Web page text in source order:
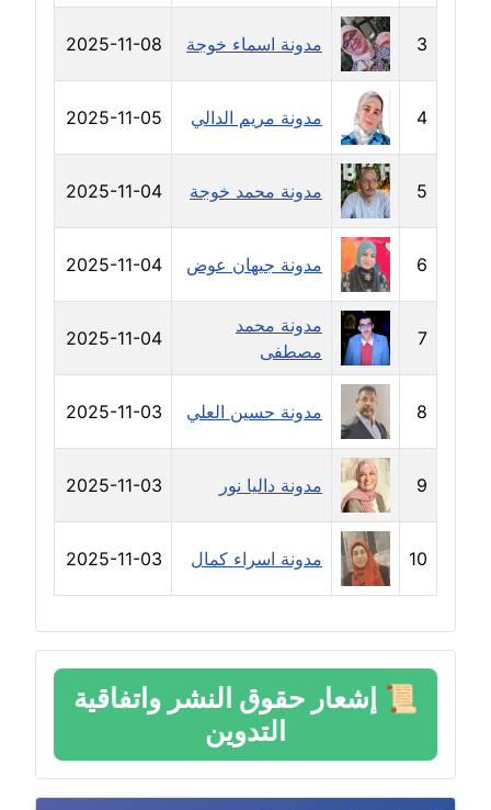
عاملة
مدونة خولة سعيدان
مدونة داليا السعيد
موقوف
مدونة داليا فاروق
عاملة
مدونة داليا نور
عاملة
مدونة دعاء البدري
عاملة
مدونة دعاء الجابي
عاملة
مدونة دعاء الشاهد
عاملة
مدونة دينا عاصم
عاملة
3 مدونة اسماء خوجة 2025-11-08
4 مدونة مريم الدالي 2025-11-05
5 مدونة محمد خوجة 2025-11-04
6 مدونة جيهان عوض 2025-11-04
7
مدونة محمد
مصطفى
2025-11-04
8 مدونة حسين العلي 2025-11-03
9 مدونة داليا نور 2025-11-03
10 مدونة اسراء كمال 2025-11-03
📜 إشعار حقوق النشر واتفاقية
التدوين